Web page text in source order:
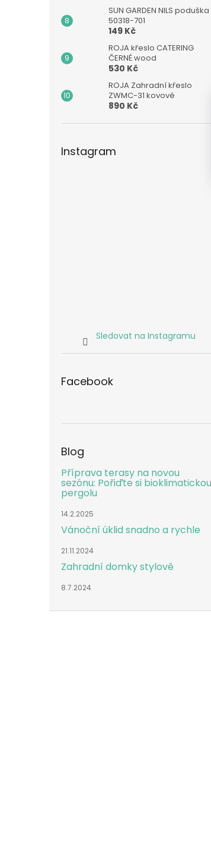
SUN GARDEN NILS poduška
50318-701
149 Kč
ROJA křeslo CATERING
ČERNÉ wood
530 Kč
ROJA Zahradní křeslo
ZWMC-31 kovové
890 Kč
Instagram
Sledovat na Instagramu
Facebook
Blog
Příprava terasy na novou
sezónu: Pořiďte si bioklimatickou
pergolu
14.2.2025
Vánoční úklid snadno a rychle
21.11.2024
Zahradní domky stylově
8.7.2024